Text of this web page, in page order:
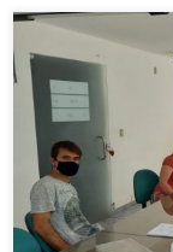
O Instituto de
tarde desta
servidores da
SC. O encontro
Carine Gandolfi,
legislação da
processos de